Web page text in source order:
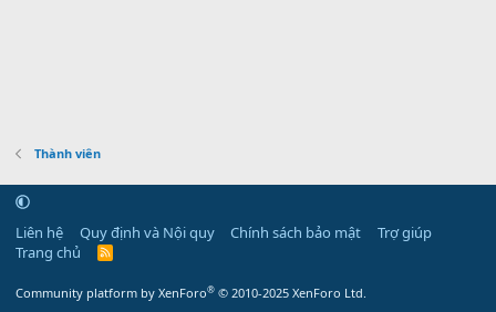
Thành viên
Liên hệ Quy định và Nội quy Chính sách bảo mật
Trợ giúp
Trang chủ
R
Community platform by XenForo® © 2010-2025 XenForo Ltd.